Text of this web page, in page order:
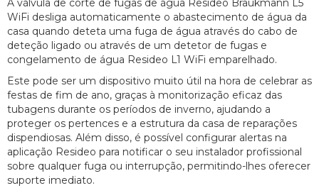
A válvula de corte de fugas de água Resideo Braukmann L5
WiFi desliga automaticamente o abastecimento de água da
casa quando deteta uma fuga de água através do cabo de
deteção ligado ou através de um detetor de fugas e
congelamento de água Resideo L1 WiFi emparelhado.
Este pode ser um dispositivo muito útil na hora de celebrar as
festas de fim de ano, graças à monitorização eficaz das
tubagens durante os períodos de inverno, ajudando a
proteger os pertences e a estrutura da casa de reparações
dispendiosas. Além disso, é possível configurar alertas na
aplicação Resideo para notificar o seu instalador profissional
sobre qualquer fuga ou interrupção, permitindo-lhes oferecer
suporte imediato.